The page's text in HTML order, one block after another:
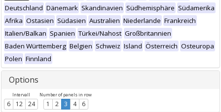
Deutschland Dänemark Skandinavien Südhemisphäre Südamerika
Afrika Ostasien Südasien Australien Niederlande Frankreich
Italien/Balkan Spanien Türkei/Nahost Großbritannien
Baden Württemberg Belgien Schweiz Island Österreich Osteuropa
Polen Finnland
Options
Intervall
6 12 24
Number of panels in row
1 2 3 4 6